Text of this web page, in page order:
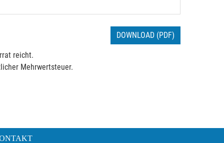
DOWNLOAD (PDF)
reicht.
Mehrwertsteuer.